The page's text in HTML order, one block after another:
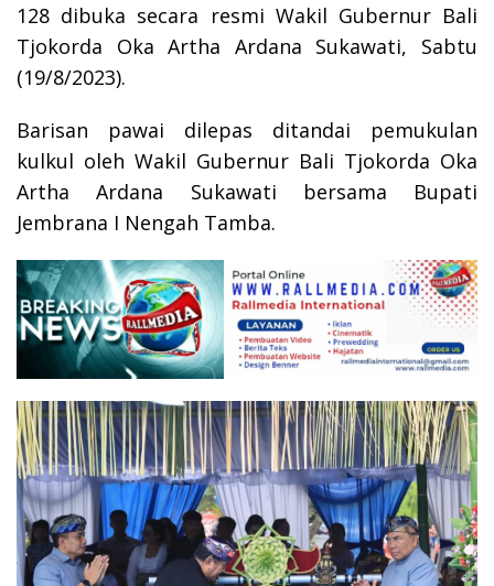
128 dibuka secara resmi Wakil Gubernur Bali
Tjokorda Oka Artha Ardana Sukawati, Sabtu
(19/8/2023).
Barisan pawai dilepas ditandai pemukulan
kulkul oleh Wakil Gubernur Bali Tjokorda Oka
Artha Ardana Sukawati bersama Bupati
Jembrana I Nengah Tamba.